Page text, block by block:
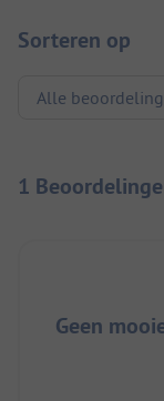
Sorteren op
1
Geen